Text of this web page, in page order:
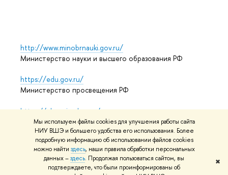
Мы используем файлы cookies для улучшения работы сайта
НИУ ВШЭ и большего удобства его использования. Более
подробную информацию об использовании файлов cookies
можно найти здесь, наши правила обработки персональных
данных –здесь. Продолжая пользоваться сайтом, вы
подтверждаете, что были проинформированы об
✖
http://www.minobrnauki.gov.ru/
Министерство науки и высшего образования РФ
https://edu.gov.ru/
Министерство просвещения РФ
https://elearning.hse.ru/mooc
Массовые открытые онлайн-курсы
© НИУ ВШЭ 1993–2026 Адреса и контактыУсловия
использования материаловПолитика конфиденциальности